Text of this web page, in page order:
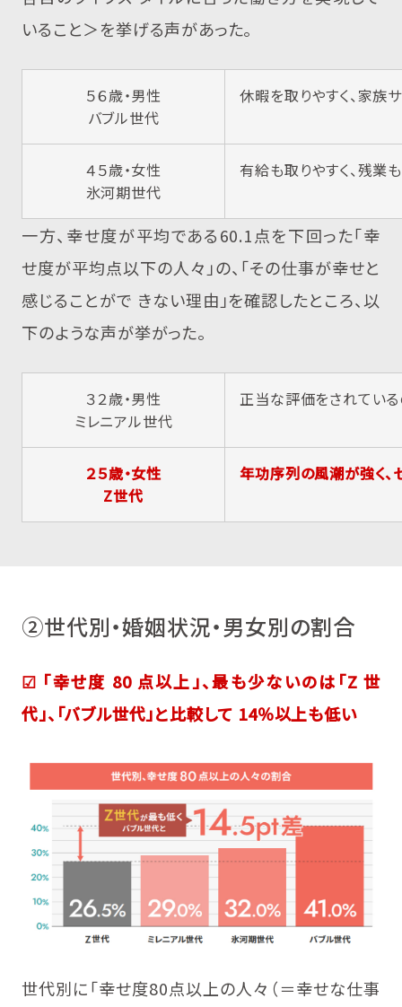
いること＞を挙げる声があった。
５６歳・男性
バブル世代
休暇を取りやすく、家族
４５歳・女性
氷河期世代
有給も取りやすく、残業
一方、幸せ度が平均である60.1点を下回った「幸
せ度が平均点以下の人々」の、「その仕事が幸せと
感じることがで きない理由」を確認したところ、以
下のような声が挙がった。
３２歳・男性
ミレニアル世代
正当な評価をされている
２５歳・女性
Z世代
年功序列の風潮が強く、
②世代別・婚姻状況・男女別の割合
☑ 「幸せ度 80 点以上」、最も少ないのは「Z 世
代」、「バブル世代」と比較して 14％以上も低い
世代別に「幸せ度80点以上の人々（＝幸せな仕事